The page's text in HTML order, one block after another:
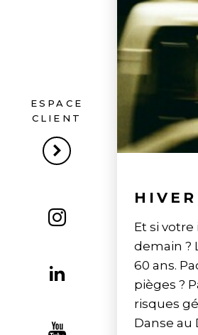
ESPACE
CLIENT
Et si
demain ?
60 ans.
pièges ?
risques
Danse au